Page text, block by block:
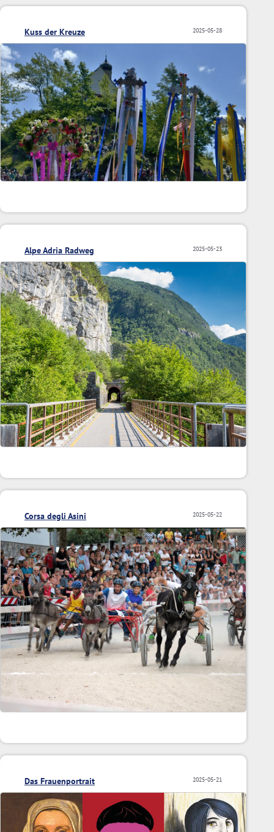
2025-05-28
Kuss der Kreuze
2025-05-23
Alpe Adria Radweg
2025-05-22
Corsa degli Asini
2025-05-21
Das Frauenportrait